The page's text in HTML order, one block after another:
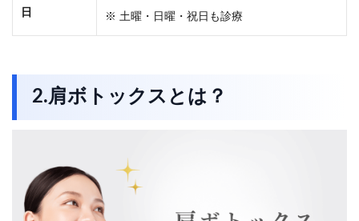
日
※ 土曜・日曜・祝日も診療
2.肩ボトックスとは？